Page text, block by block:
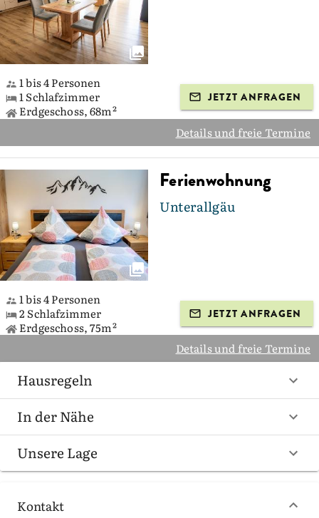
1 bis 4 Personen
1 Schlafzimmer
Erdgeschoss, 68m²
JETZT ANFRAGEN
Details und freie Termine
Ferienwohnung
Unterallgäu
1 bis 4 Personen
2 Schlafzimmer
Erdgeschoss, 75m²
JETZT ANFRAGEN
Details und freie Termine
Hausregeln
In der Nähe
Unsere Lage
Kontakt